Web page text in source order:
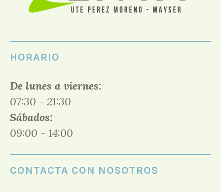
HORARIO
De lunes a viernes:
07:30 - 21:30
Sábados:
09:00 - 14:00
CONTACTA CON NOSOTROS